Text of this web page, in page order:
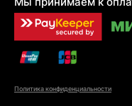
Политика конфиденциальности